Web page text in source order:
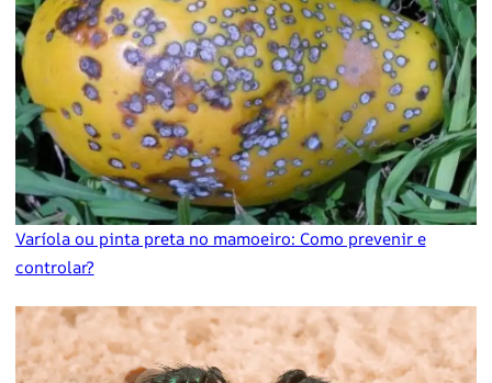
Varíola ou pinta preta no mamoeiro: Como prevenir e
controlar?